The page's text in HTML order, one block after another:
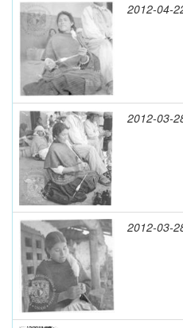
2012-04-
2012-03-
2012-03-